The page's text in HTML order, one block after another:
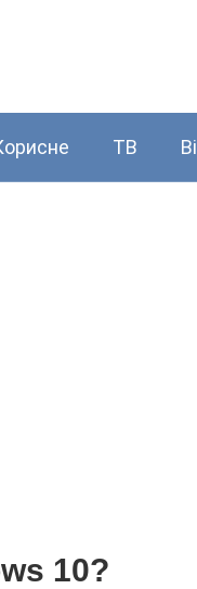
ТВ
10?